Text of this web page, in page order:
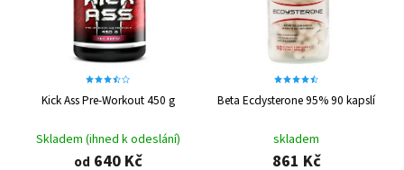
Kick Ass Pre-Workout 450 g
Skladem (ihned k odeslání)
od 640 Kč
Beta Ecdysterone 95% 90 kapslí
skladem
861 Kč